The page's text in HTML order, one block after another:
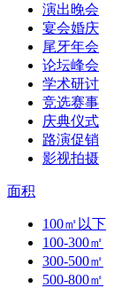
演出晚会
宴会婚庆
尾牙年会
论坛峰会
学术研讨
竞选赛事
庆典仪式
路演促销
影视拍摄
面积
100㎡以下
100-300㎡
300-500㎡
500-800㎡